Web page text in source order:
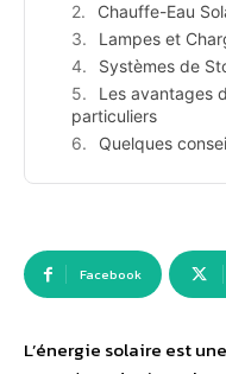
Chauffe-Eau
Lampes et
Systèmes de
Les avantages
particuliers
Quelques
Facebook
L’énergie solaire est